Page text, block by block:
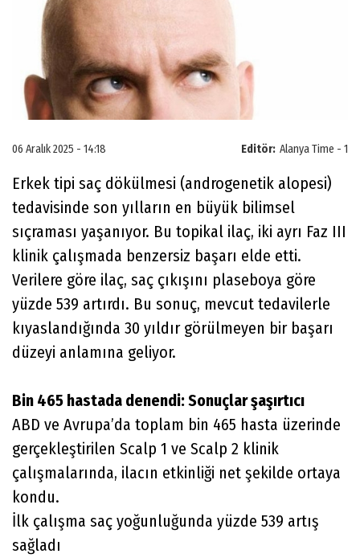
Editör: Alanya Time - 1
06 Aralık 2025 - 14:18
Erkek tipi saç dökülmesi (androgenetik alopesi)
tedavisinde son yılların en büyük bilimsel
sıçraması yaşanıyor. Bu topikal ilaç, iki ayrı Faz III
klinik çalışmada benzersiz başarı elde etti.
Verilere göre ilaç, saç çıkışını plaseboya göre
yüzde 539 artırdı. Bu sonuç, mevcut tedavilerle
kıyaslandığında 30 yıldır görülmeyen bir başarı
düzeyi anlamına geliyor.
Bin 465 hastada denendi: Sonuçlar şaşırtıcı
ABD ve Avrupa’da toplam bin 465 hasta üzerinde
gerçekleştirilen Scalp 1 ve Scalp 2 klinik
çalışmalarında, ilacın etkinliği net şekilde ortaya
kondu.
İlk çalışma saç yoğunluğunda yüzde 539 artış
sağladı